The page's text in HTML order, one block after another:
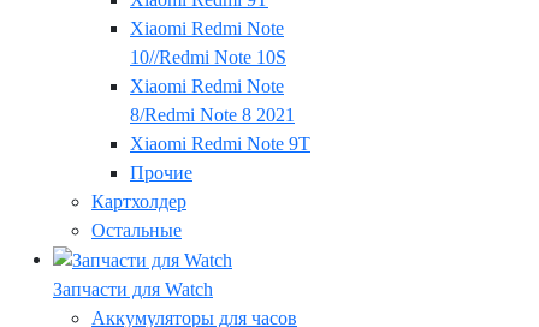
Xiaomi Redmi Note
10//Redmi Note 10S
Xiaomi Redmi Note
8/Redmi Note 8 2021
Xiaomi Redmi Note 9T
Прочие
Картхолдер
Остальные
Запчасти для Watch
Аккумуляторы для часов